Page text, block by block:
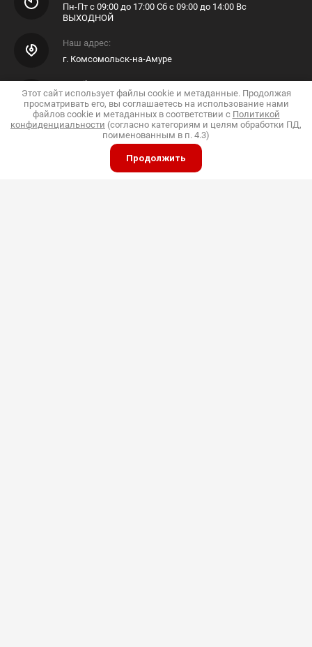
Пн-Пт с 09:00 до 17:00 Сб с 09:00 до 14:00 Вс
ВЫХОДНОЙ
Наш адрес:
г. Комсомольск-на-Амуре
E-mail Интернет Магазина
Shop@pkfdis.ru
Этот сайт использует файлы cookie и метаданные. Продолжая
просматривать его, вы соглашаетесь на использование нами
файлов cookie и метаданных в соответствии с Политикой
конфиденциальности (согласно категориям и целям обработки ПД,
поименованным в п. 4.3)
Продолжить